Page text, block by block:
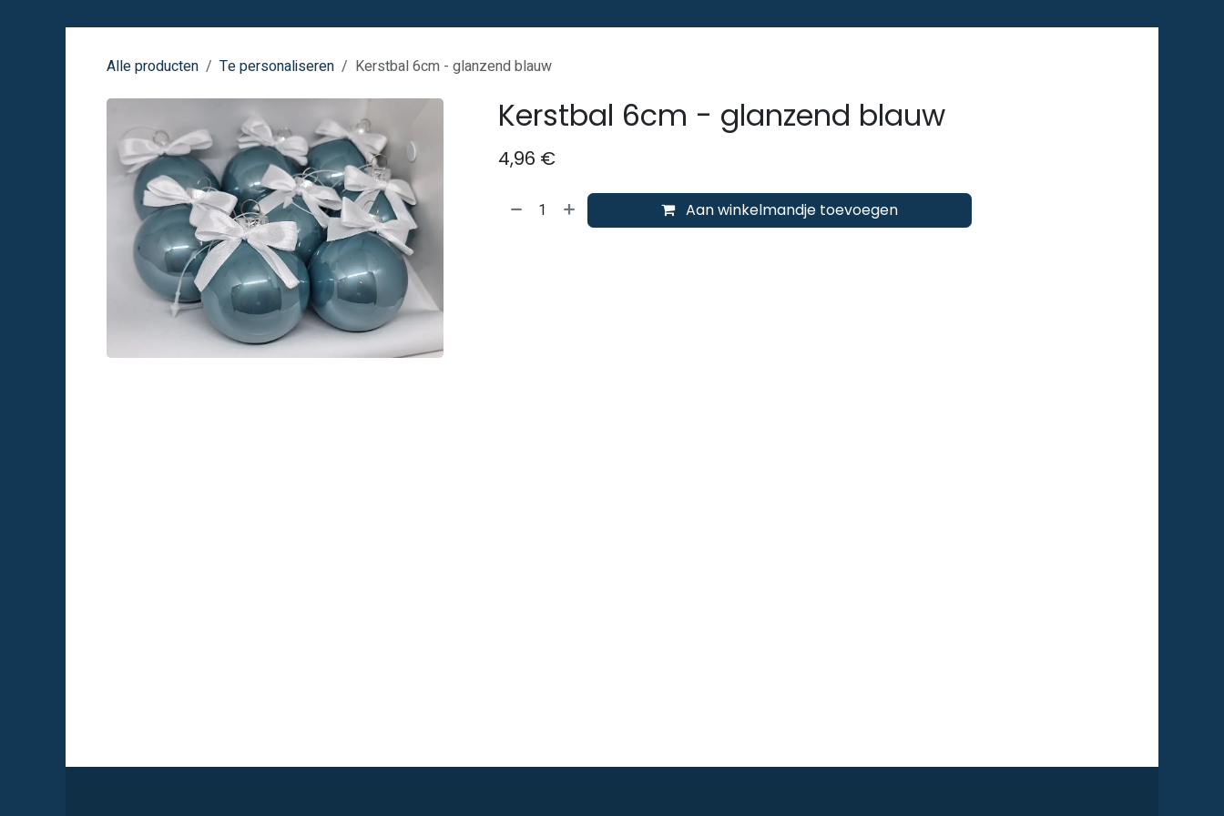
Alle producten Te personaliseren Kerstbal 6cm - glanzend blauw
Kerstbal 6cm - glanzend blauw
4,96 €
Aan winkelmandje toevoegen